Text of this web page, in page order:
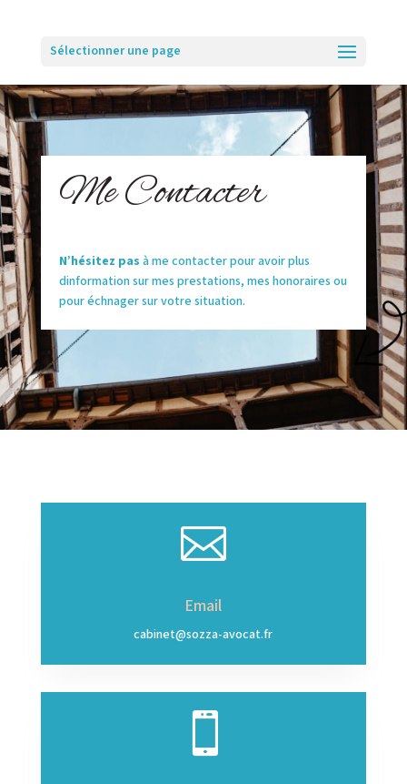
Sélectionner une page
Me Contacter
N’hésitez pas à me contacter pour avoir plus
dinformation sur mes prestations, mes honoraires ou
pour échnager sur votre situation.

Email
cabinet@sozza-avocat.fr
